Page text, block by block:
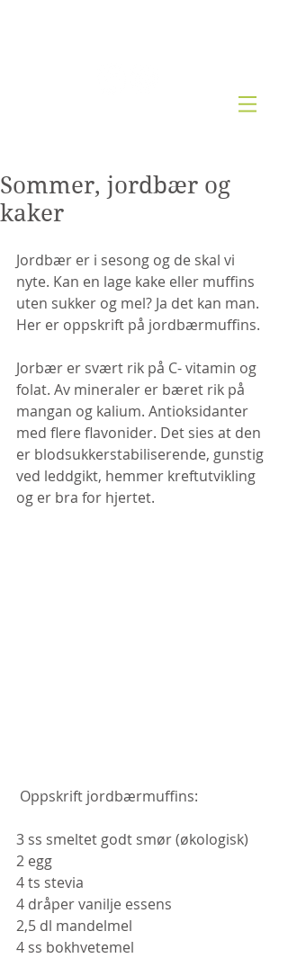
Sommer, jordbær og
kaker
Jordbær er i sesong og de skal vi
nyte. Kan en lage kake eller muffins
uten sukker og mel? Ja det kan man.
Her er oppskrift på jordbærmuffins.
Jorbær er svært rik på C- vitamin og
folat. Av mineraler er bæret rik på
mangan og kalium. Antioksidanter
med flere flavonider. Det sies at den
er blodsukkerstabiliserende, gunstig
ved leddgikt, hemmer kreftutvikling
og er bra for hjertet.
Oppskrift jordbærmuffins:
3 ss smeltet godt smør (økologisk)
2 egg
4 ts stevia
4 dråper vanilje essens
2,5 dl mandelmel
4 ss bokhvetemel